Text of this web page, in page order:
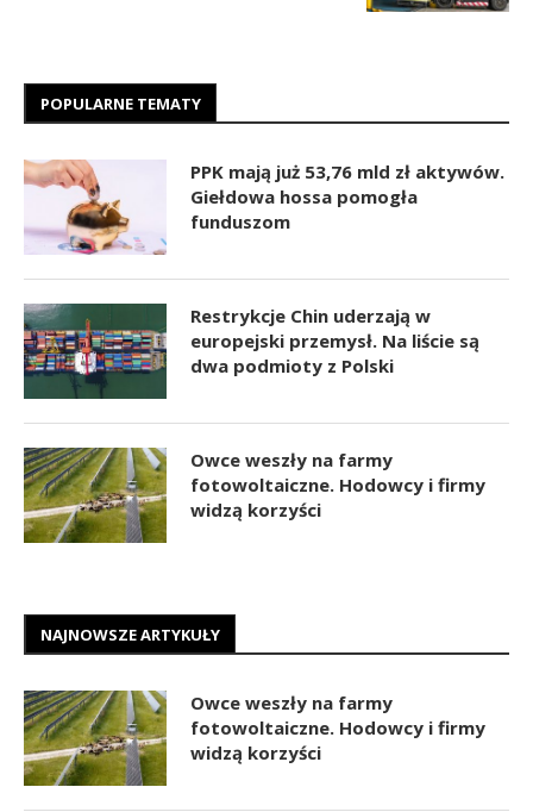
POPULARNE TEMATY
PPK mają już 53,76 mld zł aktywów.
Giełdowa hossa pomogła
funduszom
Restrykcje Chin uderzają w
europejski przemysł. Na liście są
dwa podmioty z Polski
Owce weszły na farmy
fotowoltaiczne. Hodowcy i firmy
widzą korzyści
NAJNOWSZE ARTYKUŁY
Owce weszły na farmy
fotowoltaiczne. Hodowcy i firmy
widzą korzyści